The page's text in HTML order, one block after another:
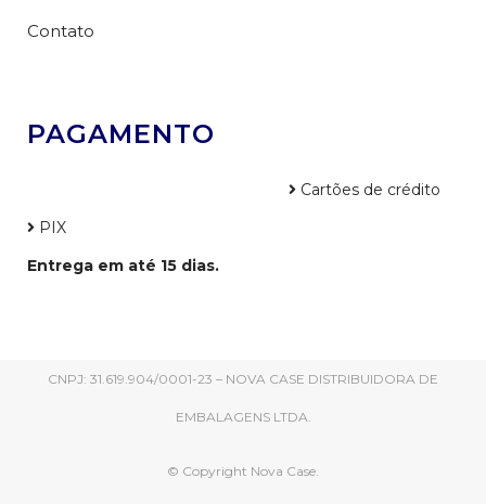
Contato
PAGAMENTO
Cartões de crédito
PIX
Entrega em até 15 dias.
CNPJ: 31.619.904/0001-23 – NOVA CASE DISTRIBUIDORA DE
EMBALAGENS LTDA.
© Copyright Nova Case.